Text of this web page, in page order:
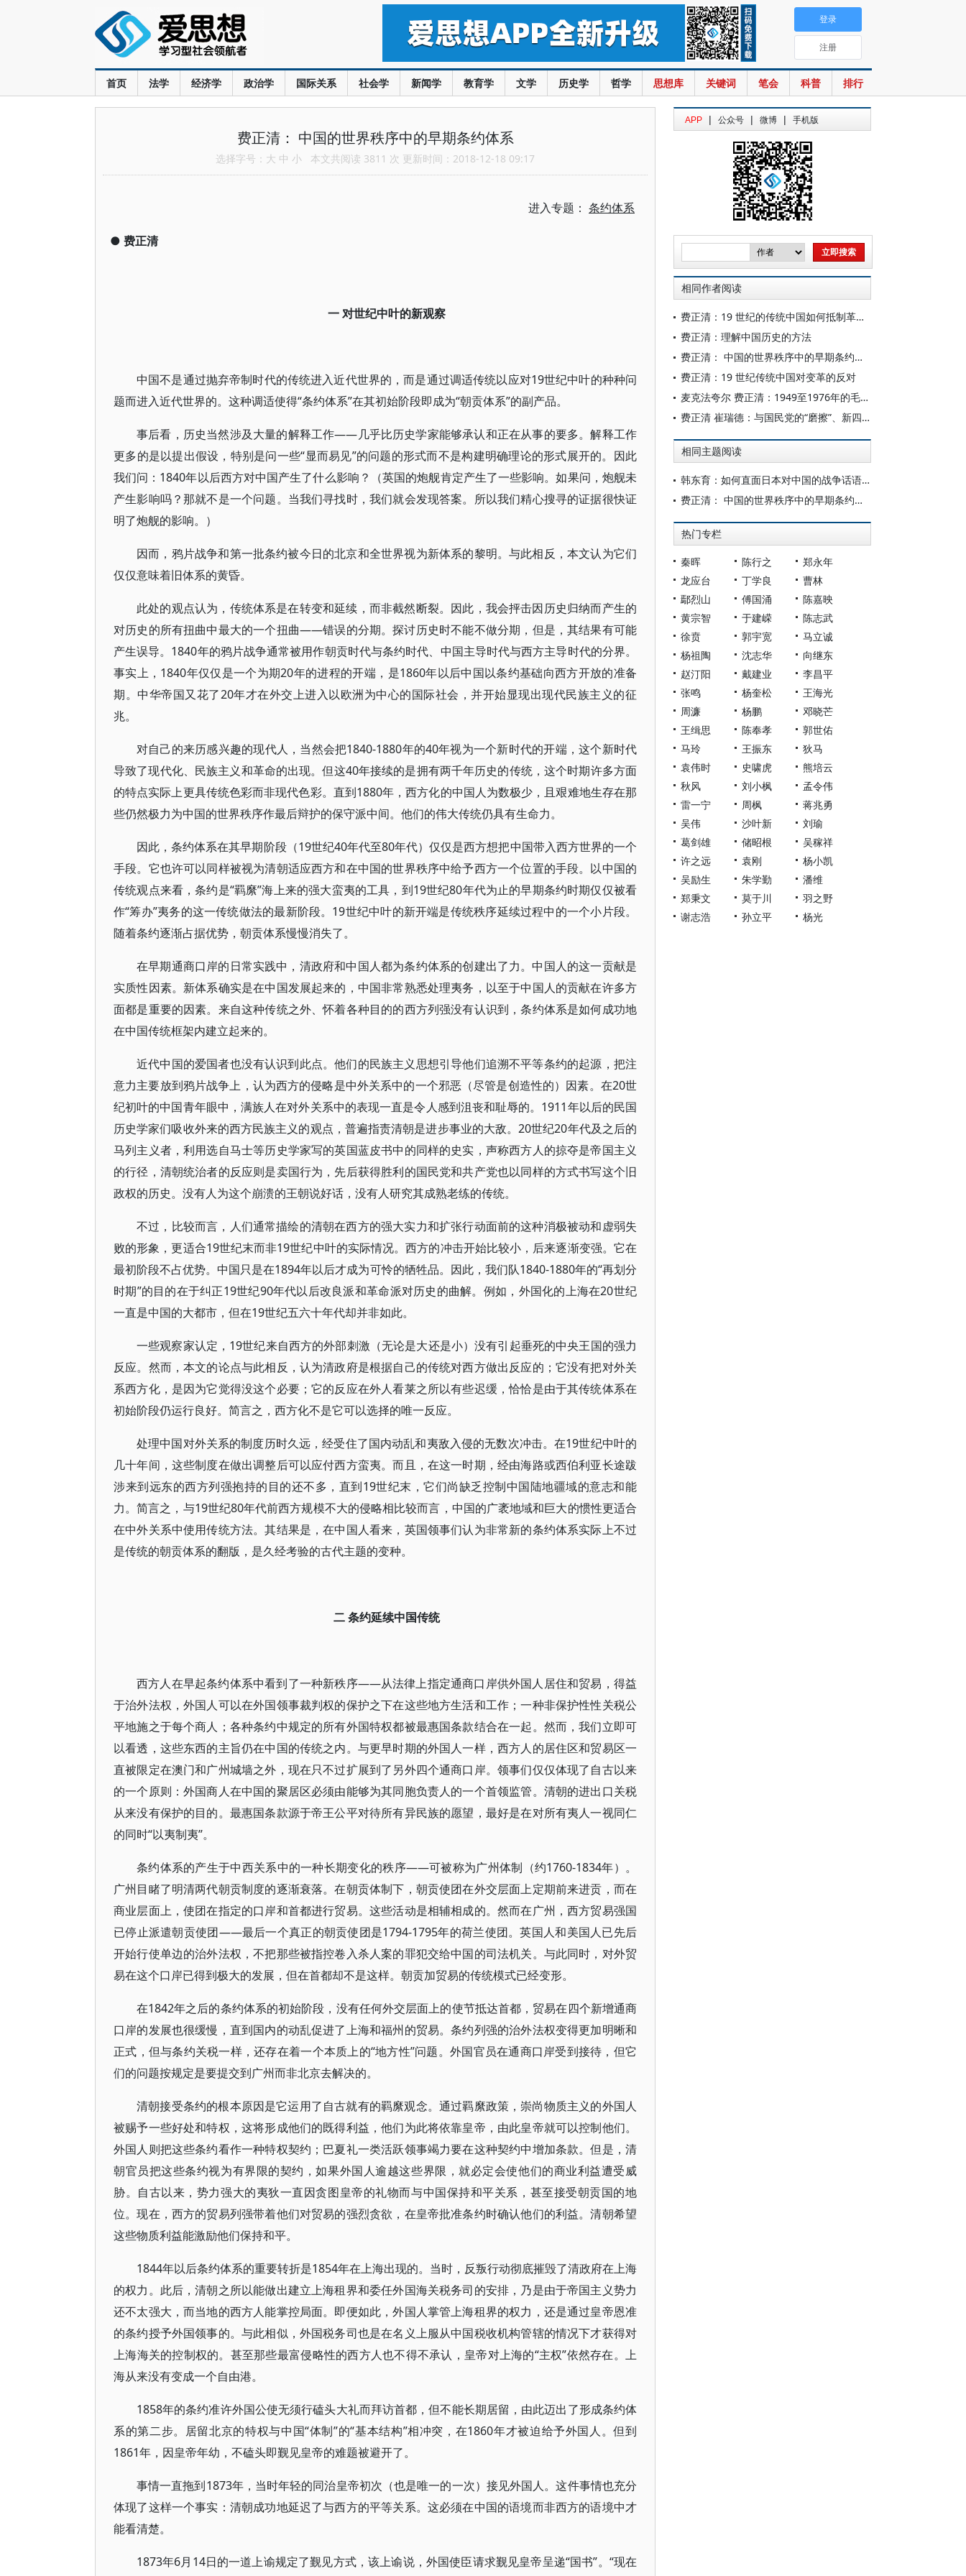
首页 法学 经济学 政治学 国际关系 社会学 新闻学 教育学 文学 历史学 哲学 思想库 关键词 笔会 科普 排行
登录
注册
费正清： 中国的世界秩序中的早期条约体系
选择字号： 大 中 小 本文共阅读 3811 次 更新时间：2018-12-18 09:17
进入专题： 条约体系
● 费正清
一 对世纪中叶的新观察
中国不是通过抛弃帝制时代的传统进入近代世界的，而是通过调适传统以应对19世纪中叶的种种问
题而进入近代世界的。这种调适使得“条约体系”在其初始阶段即成为“朝贡体系”的副产品。
事后看，历史当然涉及大量的解释工作——几乎比历史学家能够承认和正在从事的要多。解释工作
更多的是以提出假设，特别是问一些“显而易见”的问题的形式而不是构建明确理论的形式展开的。因此
我们问：1840年以后西方对中国产生了什么影响？（英国的炮舰肯定产生了一些影响。如果问，炮舰未
产生影响吗？那就不是一个问题。当我们寻找时，我们就会发现答案。所以我们精心搜寻的证据很快证
明了炮舰的影响。）
因而，鸦片战争和第一批条约被今日的北京和全世界视为新体系的黎明。与此相反，本文认为它们
仅仅意味着旧体系的黄昏。
此处的观点认为，传统体系是在转变和延续，而非截然断裂。因此，我会抨击因历史归纳而产生的
对历史的所有扭曲中最大的一个扭曲——错误的分期。探讨历史时不能不做分期，但是，其结果有可能
产生误导。1840年的鸦片战争通常被用作朝贡时代与条约时代、中国主导时代与西方主导时代的分界。
事实上，1840年仅仅是一个为期20年的进程的开端，是1860年以后中国以条约基础向西方开放的准备
期。中华帝国又花了20年才在外交上进入以欧洲为中心的国际社会，并开始显现出现代民族主义的征
兆。
对自己的来历感兴趣的现代人，当然会把1840-1880年的40年视为一个新时代的开端，这个新时代
导致了现代化、民族主义和革命的出现。但这40年接续的是拥有两千年历史的传统，这个时期许多方面
的特点实际上更具传统色彩而非现代色彩。直到1880年，西方化的中国人为数极少，且艰难地生存在那
些仍然极力为中国的世界秩序作最后辩护的保守派中间。他们的伟大传统仍具有生命力。
因此，条约体系在其早期阶段（19世纪40年代至80年代）仅仅是西方想把中国带入西方世界的一个
手段。它也许可以同样被视为清朝适应西方和在中国的世界秩序中给予西方一个位置的手段。以中国的
传统观点来看，条约是“羁縻”海上来的强大蛮夷的工具，到19世纪80年代为止的早期条约时期仅仅被看
作“筹办”夷务的这一传统做法的最新阶段。19世纪中叶的新开端是传统秩序延续过程中的一个小片段。
随着条约逐渐占据优势，朝贡体系慢慢消失了。
在早期通商口岸的日常实践中，清政府和中国人都为条约体系的创建出了力。中国人的这一贡献是
实质性因素。新体系确实是在中国发展起来的，中国非常熟悉处理夷务，以至于中国人的贡献在许多方
面都是重要的因素。来自这种传统之外、怀着各种目的的西方列强没有认识到，条约体系是如何成功地
在中国传统框架内建立起来的。
近代中国的爱国者也没有认识到此点。他们的民族主义思想引导他们追溯不平等条约的起源，把注
意力主要放到鸦片战争上，认为西方的侵略是中外关系中的一个邪恶（尽管是创造性的）因素。在20世
纪初叶的中国青年眼中，满族人在对外关系中的表现一直是令人感到沮丧和耻辱的。1911年以后的民国
历史学家们吸收外来的西方民族主义的观点，普遍指责清朝是进步事业的大敌。20世纪20年代及之后的
马列主义者，利用选自马士等历史学家写的英国蓝皮书中的同样的史实，声称西方人的掠夺是帝国主义
的行径，清朝统治者的反应则是卖国行为，先后获得胜利的国民党和共产党也以同样的方式书写这个旧
政权的历史。没有人为这个崩溃的王朝说好话，没有人研究其成熟老练的传统。
不过，比较而言，人们通常描绘的清朝在西方的强大实力和扩张行动面前的这种消极被动和虚弱失
败的形象，更适合19世纪末而非19世纪中叶的实际情况。西方的冲击开始比较小，后来逐渐变强。它在
最初阶段不占优势。中国只是在1894年以后才成为可怜的牺牲品。因此，我们队1840-1880年的“再划分
时期”的目的在于纠正19世纪90年代以后改良派和革命派对历史的曲解。例如，外国化的上海在20世纪
一直是中国的大都市，但在19世纪五六十年代却并非如此。
一些观察家认定，19世纪来自西方的外部刺激（无论是大还是小）没有引起垂死的中央王国的强力
反应。然而，本文的论点与此相反，认为清政府是根据自己的传统对西方做出反应的；它没有把对外关
系西方化，是因为它觉得没这个必要；它的反应在外人看莱之所以有些迟缓，恰恰是由于其传统体系在
初始阶段仍运行良好。简言之，西方化不是它可以选择的唯一反应。
处理中国对外关系的制度历时久远，经受住了国内动乱和夷敌入侵的无数次冲击。在19世纪中叶的
几十年间，这些制度在做出调整后可以应付西方蛮夷。而且，在这一时期，经由海路或西伯利亚长途跋
涉来到远东的西方列强抱持的目的还不多，直到19世纪末，它们尚缺乏控制中国陆地疆域的意志和能
力。简言之，与19世纪80年代前西方规模不大的侵略相比较而言，中国的广袤地域和巨大的惯性更适合
在中外关系中使用传统方法。其结果是，在中国人看来，英国领事们认为非常新的条约体系实际上不过
是传统的朝贡体系的翻版，是久经考验的古代主题的变种。
二 条约延续中国传统
西方人在早起条约体系中看到了一种新秩序——从法律上指定通商口岸供外国人居住和贸易，得益
于治外法权，外国人可以在外国领事裁判权的保护之下在这些地方生活和工作；一种非保护性性关税公
平地施之于每个商人；各种条约中规定的所有外国特权都被最惠国条款结合在一起。然而，我们立即可
以看透，这些东西的主旨仍在中国的传统之内。与更早时期的外国人一样，西方人的居住区和贸易区一
直被限定在澳门和广州城墙之外，现在只不过扩展到了另外四个通商口岸。领事们仅仅体现了自古以来
的一个原则：外国商人在中国的聚居区必须由能够为其同胞负责人的一个首领监管。清朝的进出口关税
从来没有保护的目的。最惠国条款源于帝王公平对待所有异民族的愿望，最好是在对所有夷人一视同仁
的同时“以夷制夷”。
条约体系的产生于中西关系中的一种长期变化的秩序——可被称为广州体制（约1760-1834年）。
广州目睹了明清两代朝贡制度的逐渐衰落。在朝贡体制下，朝贡使团在外交层面上定期前来进贡，而在
商业层面上，使团在指定的口岸和首都进行贸易。这些活动是相辅相成的。然而在广州，西方贸易强国
已停止派遣朝贡使团——最后一个真正的朝贡使团是1794-1795年的荷兰使团。英国人和美国人已先后
开始行使单边的治外法权，不把那些被指控卷入杀人案的罪犯交给中国的司法机关。与此同时，对外贸
易在这个口岸已得到极大的发展，但在首都却不是这样。朝贡加贸易的传统模式已经变形。
在1842年之后的条约体系的初始阶段，没有任何外交层面上的使节抵达首都，贸易在四个新增通商
口岸的发展也很缓慢，直到国内的动乱促进了上海和福州的贸易。条约列强的治外法权变得更加明晰和
正式，但与条约关税一样，还存在着一个本质上的“地方性”问题。外国官员在通商口岸受到接待，但它
们的问题按规定是要提交到广州而非北京去解决的。
清朝接受条约的根本原因是它运用了自古就有的羁縻观念。通过羁縻政策，崇尚物质主义的外国人
被赐予一些好处和特权，这将形成他们的既得利益，他们为此将依靠皇帝，由此皇帝就可以控制他们。
外国人则把这些条约看作一种特权契约；巴夏礼一类活跃领事竭力要在这种契约中增加条款。但是，清
朝官员把这些条约视为有界限的契约，如果外国人逾越这些界限，就必定会使他们的商业利益遭受威
胁。自古以来，势力强大的夷狄一直因贪图皇帝的礼物而与中国保持和平关系，甚至接受朝贡国的地
位。现在，西方的贸易列强带着他们对贸易的强烈贪欲，在皇帝批准条约时确认他们的利益。清朝希望
这些物质利益能激励他们保持和平。
1844年以后条约体系的重要转折是1854年在上海出现的。当时，反叛行动彻底摧毁了清政府在上海
的权力。此后，清朝之所以能做出建立上海租界和委任外国海关税务司的安排，乃是由于帝国主义势力
还不太强大，而当地的西方人能掌控局面。即便如此，外国人掌管上海租界的权力，还是通过皇帝恩准
的条约授予外国领事的。与此相似，外国税务司也是在名义上服从中国税收机构管辖的情况下才获得对
上海海关的控制权的。甚至那些最富侵略性的西方人也不得不承认，皇帝对上海的“主权”依然存在。上
海从来没有变成一个自由港。
1858年的条约准许外国公使无须行磕头大礼而拜访首都，但不能长期居留，由此迈出了形成条约体
系的第二步。居留北京的特权与中国“体制”的“基本结构”相冲突，在1860年才被迫给予外国人。但到
1861年，因皇帝年幼，不磕头即觐见皇帝的难题被避开了。
事情一直拖到1873年，当时年轻的同治皇帝初次（也是唯一的一次）接见外国人。这件事情也充分
体现了这样一个事实：清朝成功地延迟了与西方的平等关系。这必须在中国的语境而非西方的语境中才
能看清楚。
1873年6月14日的一道上谕规定了觐见方式，该上谕说，外国使臣请求觐见皇帝呈递“国书”。“现在
APP | 公众号 | 微博 | 手机版
相同作者阅读
费正清：19 世纪的传统中国如何抵制革新？
费正清：理解中国历史的方法
费正清： 中国的世界秩序中的早期条约体系
费正清：19 世纪传统中国对变革的反对
麦克法夸尔 费正清：1949至1976年的毛泽东思想
费正清 崔瑞德：与国民党的“磨擦”、新四军事变
相同主题阅读
韩东育：如何直面日本对中国的战争话语体系
费正清： 中国的世界秩序中的早期条约体系
热门专栏
秦晖 陈行之
郑永年
龙应台
丁学良
曹林
鄢烈山
傅国涌
陈嘉映
黄宗智
于建嵘
陈志武
徐贲
郭宇宽
马立诚
杨祖陶
沈志华
向继东
赵汀阳
戴建业
李昌平
张鸣
杨奎松
王海光
周濂
杨鹏
邓晓芒
王缉思
陈奉孝
郭世佑
马玲
王振东
狄马
袁伟时
史啸虎
熊培云
秋风
刘小枫
孟令伟
雷一宁
周枫
蒋兆勇
吴伟
沙叶新
刘瑜
葛剑雄
储昭根
吴稼祥
许之远
袁刚
杨小凯
吴励生
朱学勤
潘维
郑秉文
莫于川
羽之野
谢志浩
孙立平 杨光